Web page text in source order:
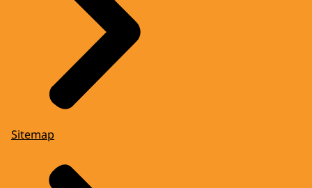
Sitemap